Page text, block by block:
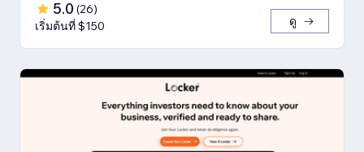
5.0 (26)
เริ่มต้นที่ $150
ดู